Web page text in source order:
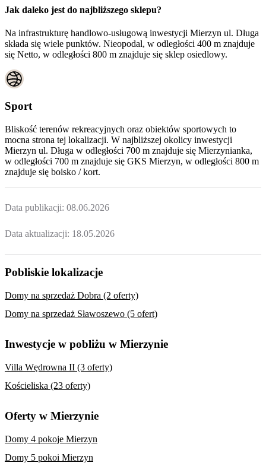
Jak daleko jest do najbliższego sklepu?
Na infrastrukturę handlowo-usługową inwestycji Mierzyn ul. Długa
składa się wiele punktów. Nieopodal, w odległości 400 m znajduje
się Netto, w odległości 800 m znajduje się sklep osiedlowy.
Sport
Bliskość terenów rekreacyjnych oraz obiektów sportowych to
mocna strona tej lokalizacji. W najbliższej okolicy inwestycji
Mierzyn ul. Długa w odległości 700 m znajduje się Mierzynianka,
w odległości 700 m znajduje się GKS Mierzyn, w odległości 800 m
znajduje się boisko / kort.
Data publikacji: 08.06.2026
Data aktualizacji: 18.05.2026
Pobliskie lokalizacje
Domy na sprzedaż Dobra (2 oferty)
Domy na sprzedaż Sławoszewo (5 ofert)
Inwestycje w pobliżu w Mierzynie
Villa Wędrowna II (3 oferty)
Kościeliska (23 oferty)
Oferty w Mierzynie
Domy 4 pokoje Mierzyn
Domy 5 pokoi Mierzyn